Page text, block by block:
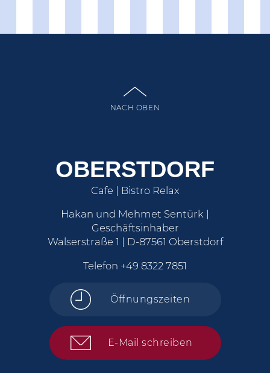
NACH OBEN
OBERSTDORF
Cafe | Bistro Relax
Hakan und Mehmet Sentürk |
Geschäftsinhaber
Walserstraße 1 | D-87561 Oberstdorf
Telefon +49 8322 7851
Öffnungszeiten
E-Mail schreiben